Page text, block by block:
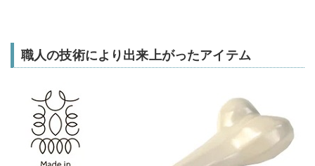
職人の技術により出来上がったアイテム